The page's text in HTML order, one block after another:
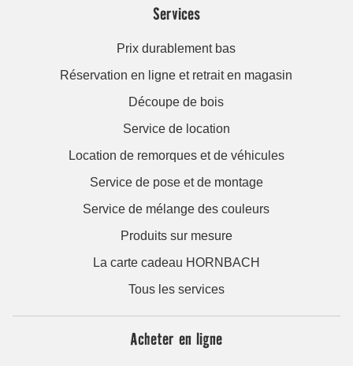
Services
Prix durablement bas
Réservation en ligne et retrait en magasin
Découpe de bois
Service de location
Location de remorques et de véhicules
Service de pose et de montage
Service de mélange des couleurs
Produits sur mesure
La carte cadeau HORNBACH
Tous les services
Acheter en ligne